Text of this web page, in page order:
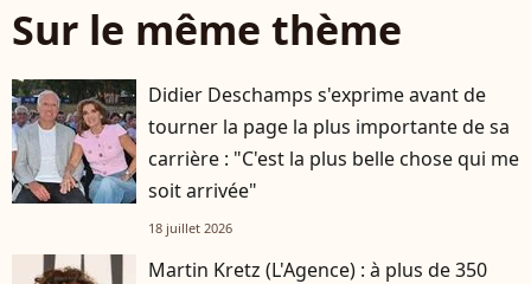
Sur le même thème
Didier Deschamps s'exprime avant de
tourner la page la plus importante de sa
carrière : "C'est la plus belle chose qui me
soit arrivée"
18 juillet 2026
Martin Kretz (L'Agence) : à plus de 350